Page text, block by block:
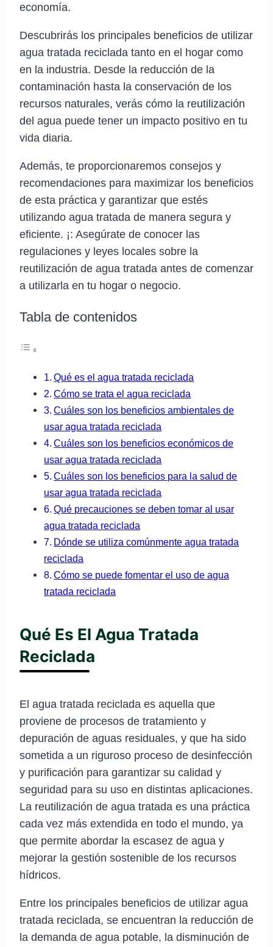
economía.
Descubrirás los principales beneficios de utilizar
agua tratada reciclada tanto en el hogar como
en la industria. Desde la reducción de la
contaminación hasta la conservación de los
recursos naturales, verás cómo la reutilización
del agua puede tener un impacto positivo en tu
vida diaria.
Además, te proporcionaremos consejos y
recomendaciones para maximizar los beneficios
de esta práctica y garantizar que estés
utilizando agua tratada de manera segura y
eficiente. ¡: Asegúrate de conocer las
regulaciones y leyes locales sobre la
reutilización de agua tratada antes de comenzar
a utilizarla en tu hogar o negocio.
Tabla de contenidos
Qué es el agua tratada reciclada
Cómo se trata el agua reciclada
Cuáles son los beneficios ambientales de
usar agua tratada reciclada
Cuáles son los beneficios económicos de
usar agua tratada reciclada
Cuáles son los beneficios para la salud de
usar agua tratada reciclada
Qué precauciones se deben tomar al usar
agua tratada reciclada
Dónde se utiliza comúnmente agua tratada
reciclada
Cómo se puede fomentar el uso de agua
tratada reciclada
Qué Es El Agua Tratada
Reciclada
El agua tratada reciclada es aquella que
proviene de procesos de tratamiento y
depuración de aguas residuales, y que ha sido
sometida a un riguroso proceso de desinfección
y purificación para garantizar su calidad y
seguridad para su uso en distintas aplicaciones.
La reutilización de agua tratada es una práctica
cada vez más extendida en todo el mundo, ya
que permite abordar la escasez de agua y
mejorar la gestión sostenible de los recursos
hídricos.
Entre los principales beneficios de utilizar agua
tratada reciclada, se encuentran la reducción de
la demanda de agua potable, la disminución de